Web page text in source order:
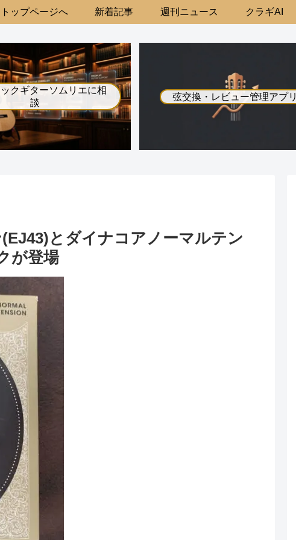
トップページへ 新着記事 週刊ニュース クラギAI
クギターソムリエに相
談
弦交換・レビュー管理アプリ
とダイナコアノーマルテン
が登場